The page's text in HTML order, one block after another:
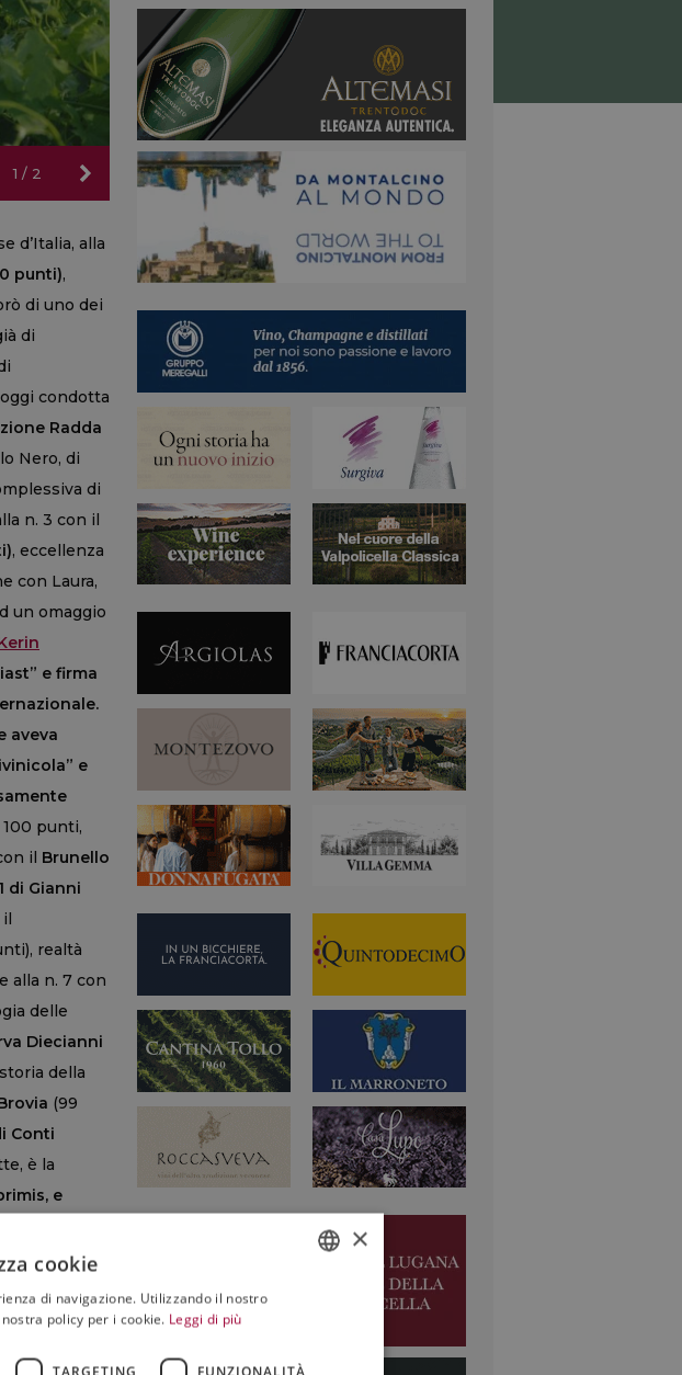
1 / 2
d’Italia, alla
punti),
di uno dei
di
condotta
Radda
Nero, di
di
n. 3 con il
, eccellenza
con Laura,
un omaggio
e firma
aveva
e
punti,
il Brunello
di Gianni
il
realtà
alla n. 7 con
delle
Diecianni
della
(99
Conti
è la
e
GRAN
×
cookie
di navigazione. Utilizzando il nostro
policy per i cookie. Leggi di più
TARGETING FUNZIONALITÀ